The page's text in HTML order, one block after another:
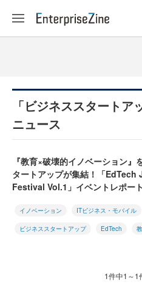
「ビジネススタート
ニュース
『教育×破壊的イノベーション』
タートアップが集結！「EdTech
Festival Vol.1」イベントレポート
イノベーション ITビジネス・モバイル
ビジネススタートアップ EdTech
1件中1～1